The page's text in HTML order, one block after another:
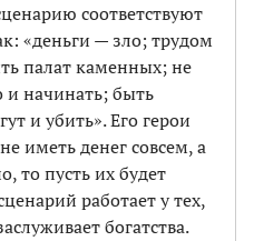
соответствуют
«деньги — зло; трудом
палат каменных; не
и начинать; быть
и убить». Его герои
иметь денег совсем, а
то пусть их будет
работает у тех,
богатства.